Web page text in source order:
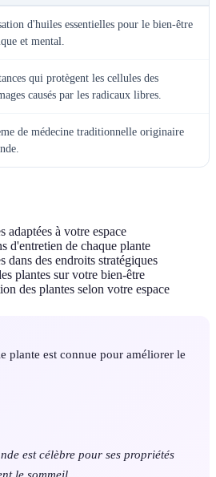
d'huiles essentielles pour le bien-être
et mental.
qui protègent les cellules des
causés par les radicaux libres.
de médecine traditionnelle originaire
adaptées à votre espace
d'entretien de chaque plante
dans des endroits stratégiques
plantes sur votre bien-être
des plantes selon votre espace
plante est connue pour améliorer le
est célèbre pour ses propriétés